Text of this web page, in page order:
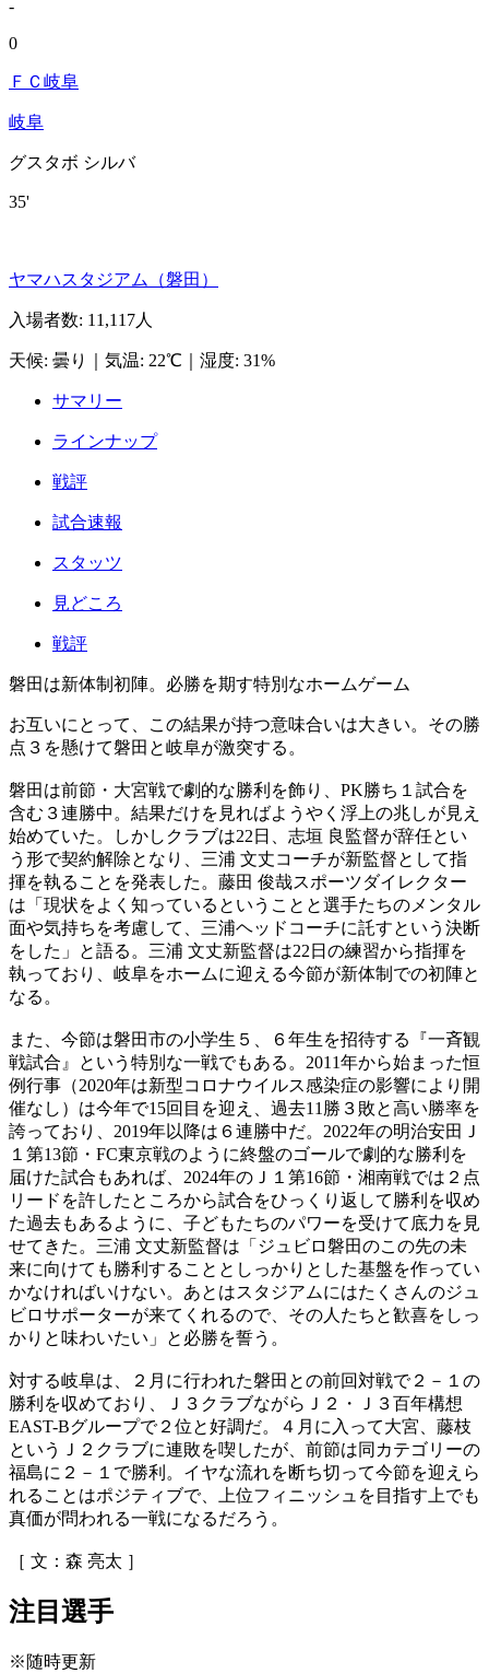
-
0
ＦＣ岐阜
岐阜
グスタボ シルバ
35'
ヤマハスタジアム（磐田）
入場者数: 11,117人
天候: 曇り 気温: 22℃ 湿度: 31%
サマリー
ラインナップ
戦評
試合速報
スタッツ
見どころ
戦評
磐田は新体制初陣。必勝を期す特別なホームゲーム
お互いにとって、この結果が持つ意味合いは大きい。その勝
点３を懸けて磐田と岐阜が激突する。
磐田は前節・大宮戦で劇的な勝利を飾り、PK勝ち１試合を
含む３連勝中。結果だけを見ればようやく浮上の兆しが見え
始めていた。しかしクラブは22日、志垣 良監督が辞任とい
う形で契約解除となり、三浦 文丈コーチが新監督として指
揮を執ることを発表した。藤田 俊哉スポーツダイレクター
は「現状をよく知っているということと選手たちのメンタル
面や気持ちを考慮して、三浦ヘッドコーチに託すという決断
をした」と語る。三浦 文丈新監督は22日の練習から指揮を
執っており、岐阜をホームに迎える今節が新体制での初陣と
なる。
また、今節は磐田市の小学生５、６年生を招待する『一斉観
戦試合』という特別な一戦でもある。2011年から始まった恒
例行事（2020年は新型コロナウイルス感染症の影響により開
催なし）は今年で15回目を迎え、過去11勝３敗と高い勝率を
誇っており、2019年以降は６連勝中だ。2022年の明治安田Ｊ
１第13節・FC東京戦のように終盤のゴールで劇的な勝利を
届けた試合もあれば、2024年のＪ１第16節・湘南戦では２点
リードを許したところから試合をひっくり返して勝利を収め
た過去もあるように、子どもたちのパワーを受けて底力を見
せてきた。三浦 文丈新監督は「ジュビロ磐田のこの先の未
来に向けても勝利することとしっかりとした基盤を作ってい
かなければいけない。あとはスタジアムにはたくさんのジュ
ビロサポーターが来てくれるので、その人たちと歓喜をしっ
かりと味わいたい」と必勝を誓う。
対する岐阜は、２月に行われた磐田との前回対戦で２－１の
勝利を収めており、Ｊ３クラブながらＪ２・Ｊ３百年構想
EAST-Bグループで２位と好調だ。４月に入って大宮、藤枝
というＪ２クラブに連敗を喫したが、前節は同カテゴリーの
福島に２－１で勝利。イヤな流れを断ち切って今節を迎えら
れることはポジティブで、上位フィニッシュを目指す上でも
真価が問われる一戦になるだろう。
［ 文：森 亮太 ］
注目選手
※随時更新